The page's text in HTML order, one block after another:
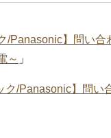
/Panasonic】問い
～ 」
ク/Panasonic】問い